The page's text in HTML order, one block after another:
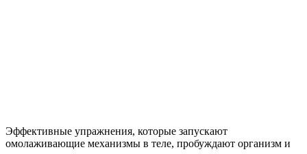
Эффективные упражнения, которые запускают
омолаживающие механизмы в теле, пробуждают организм и